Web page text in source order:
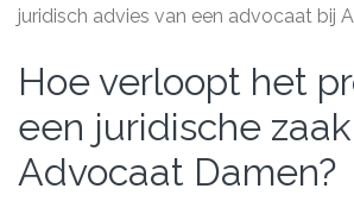
juridisch advies van een advocaat bij
Hoe verloopt het
een juridische
Advocaat Damen?